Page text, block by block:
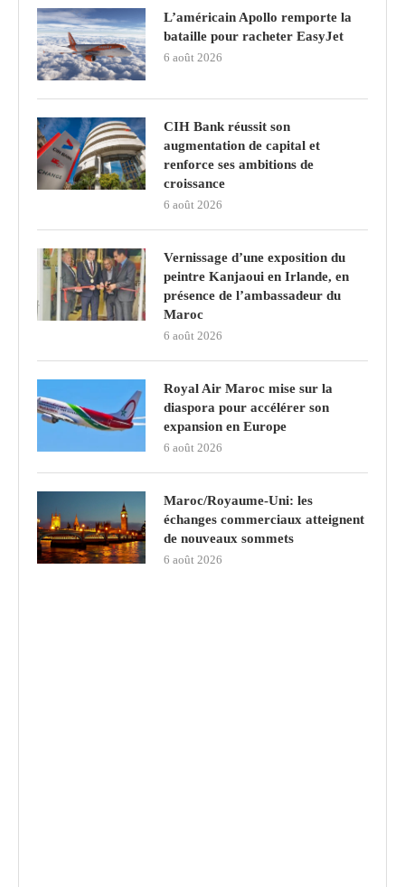
L’américain Apollo remporte la
bataille pour racheter EasyJet
6 août 2026
CIH Bank réussit son
augmentation de capital et
renforce ses ambitions de
croissance
6 août 2026
Vernissage d’une exposition du
peintre Kanjaoui en Irlande, en
présence de l’ambassadeur du
Maroc
6 août 2026
Royal Air Maroc mise sur la
diaspora pour accélérer son
expansion en Europe
6 août 2026
Maroc/Royaume-Uni: les
échanges commerciaux atteignent
de nouveaux sommets
6 août 2026